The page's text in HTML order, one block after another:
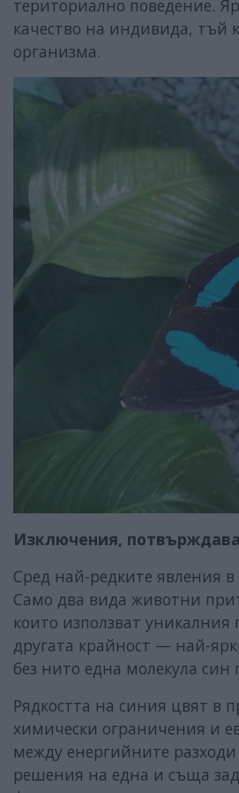
териториално поведение.
качество на индивида, тъй
организма.
Изключения,
Сред най-редките явления
Само два вида животни
които използват
другата крайност — най-
без нито една молекула син
Рядкостта на синия цвят в
химически ограничения и
между енергийните
решения на една и съща